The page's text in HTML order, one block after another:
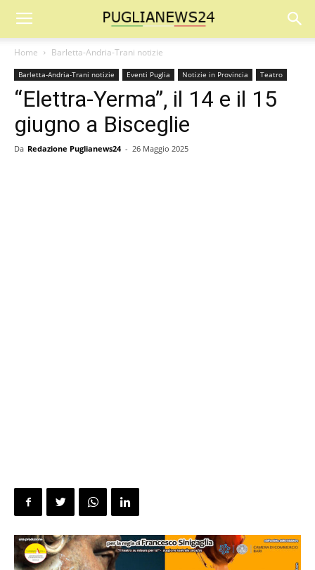
Home Barletta-Andria-Trani notizie
Barletta-Andria-Trani notizie Eventi Puglia Notizie in Provincia Teatro
“Elettra-Yerma”, il 14 e il 15
giugno a Bisceglie
Da Redazione Puglianews24 - 26 Maggio 2025